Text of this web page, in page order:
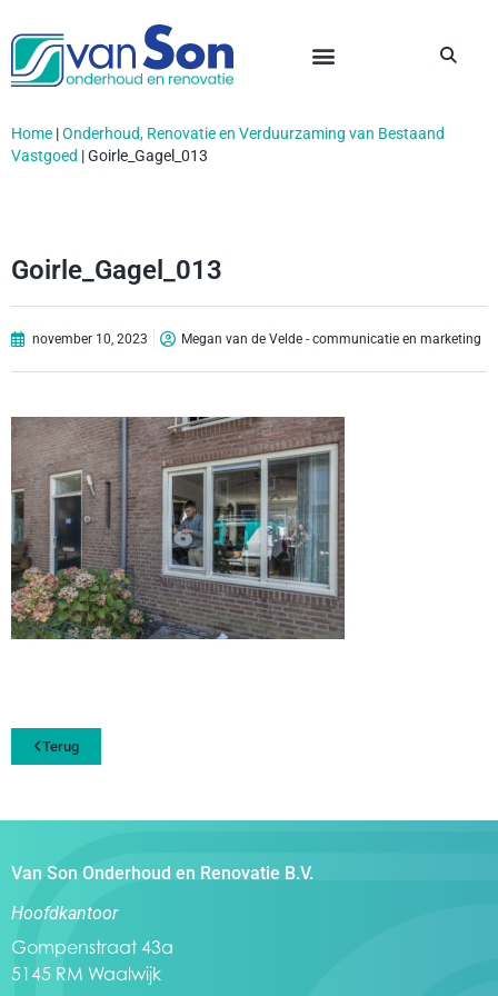
Home |Onderhoud, Renovatie en Verduurzaming van Bestaand
Vastgoed |Goirle_Gagel_013
Goirle_Gagel_013
november 10, 2023 Megan van de Velde - communicatie en marketing
Terug
Van Son Onderhoud en Renovatie B.V.
Hoofdkantoor
Gompenstraat 43a
5145 RM Waalwijk